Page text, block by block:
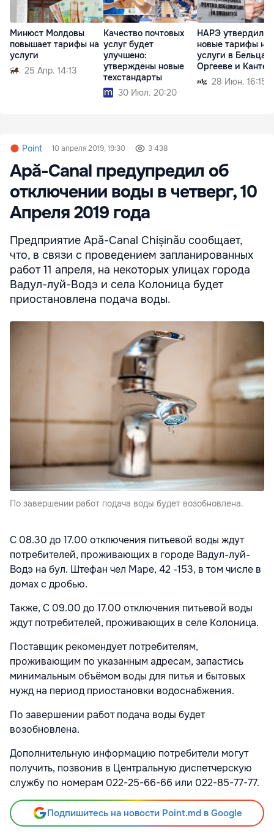
Минюст Молдовы
повышает тарифы на
услуги
25 Апр. 14:13
Качество почтовых
услуг будет
улучшено:
утверждены новые
техстандарты
30 Июл. 20:20
НАРЭ утвердило
новые тарифы на
услуги в Бельцах,
Оргееве и
28 Июн. 16:15
Point 10 апреля 2019, 19:30 3 438
Apă-Canal предупредил об
отключении воды в четверг, 10
Апреля 2019 года
Предприятие Apă-Canal Chișinău сообщает,
что, в связи с проведением запланированных
работ 11 апреля, на некоторых улицах города
Вадул-луй-Водэ и села Колоница будет
приостановлена подача воды.
По завершении работ подача воды будет возобновлена.
С 08.30 до 17.00 отключения питьевой воды ждут
потребителей, проживающих в городе Вадул-луй-
Водэ на бул. Штефан чел Маре, 42 -153, в том числе в
домах с дробью.
Также, С 09.00 до 17.00 отключения питьевой воды
ждут потребителей, проживающих в селе Колоница.
Поставщик рекомендует потребителям,
проживающим по указанным адресам, запастись
минимальным объёмом воды для питья и бытовых
нужд на период приостановки водоснабжения.
По завершении работ подача воды будет
возобновлена.
Дополнительную информацию потребители могут
получить, позвонив в Центральную диспетчерскую
службу по номерам 022-25-66-66 или 022-85-77-77.
Подпишитесь на новости Point.md в Google